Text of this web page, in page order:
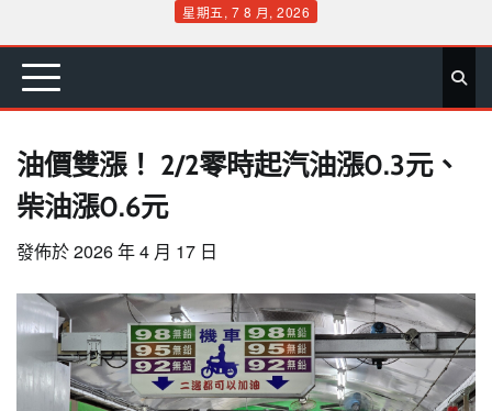
content
星期五, 7 8 月, 2026
首 要 娛 生 社 文 公 運 旅 政 地 專
油價雙漲！ 2/2零時起汽油漲0.3元、
柴油漲0.6元
發佈於2026 年 4 月 17 日